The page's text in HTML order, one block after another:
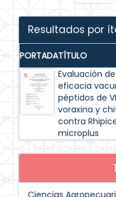
Resultados por
PORTADATÍTULO
Evaluación
eficacia
péptidos de
voraxina y
contra
microplus
Ciencias